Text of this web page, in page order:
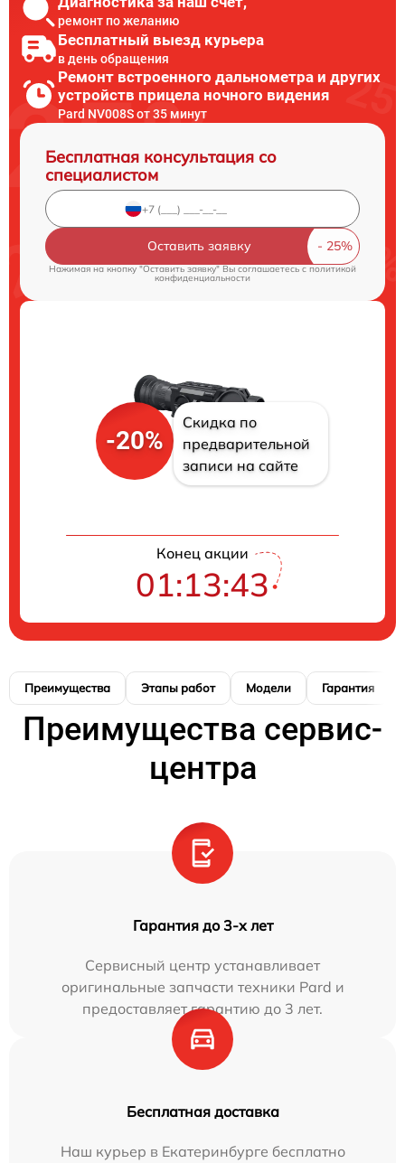
ремонт по желанию
Бесплатный выезд курьера
в день обращения
Ремонт встроенного дальнометра и других
устройств прицела ночного видения
Pard NV008S от 35 минут
Бесплатная консультация со
специалистом
Оставить заявку
Нажимая на кнопку "Оставить заявку" Вы соглашаетесь c политикой
конфиденциальности
-20%
Скидка по
предварительной
записи на сайте
Конец акции
01:13:42
Преимущества Этапы работ Модели Гарантия
Преимущества сервис-
центра
Гарантия до 3-х лет
Сервисный центр устанавливает
оригинальные запчасти техники Pard и
предоставляет гарантию до 3 лет.
Бесплатная доставка
Наш курьер в Екатеринбурге бесплатно